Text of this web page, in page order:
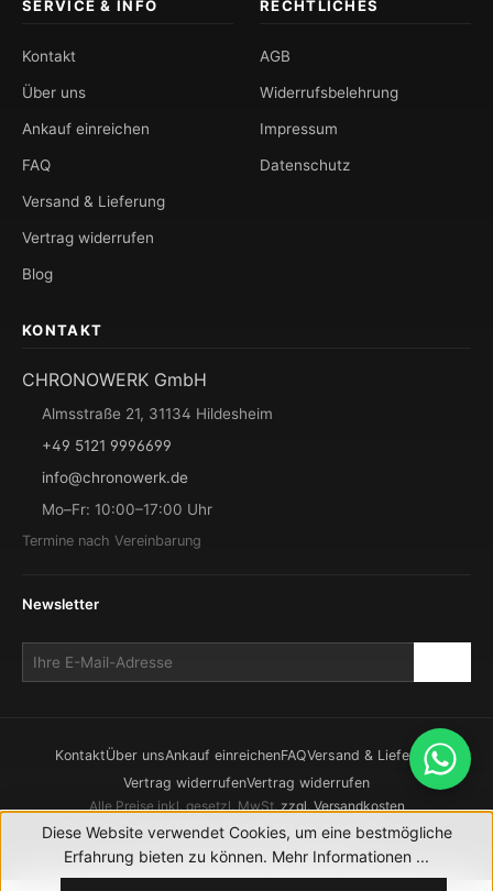
SERVICE & INFO
Kontakt
Über uns
Ankauf einreichen
FAQ
Versand & Lieferung
Vertrag widerrufen
Blog
RECHTLICHES
AGB
Widerrufsbelehrung
Impressum
Datenschutz
KONTAKT
CHRONOWERK GmbH
Almsstraße 21, 31134 Hildesheim
+49 5121 9996699
info@chronowerk.de
Mo–Fr: 10:00–17:00 Uhr
Termine nach Vereinbarung
Newsletter
KontaktÜber unsAnkauf einreichenFAQVersand & Lieferung
Vertrag widerrufenVertrag widerrufen
Alle Preise inkl. gesetzl. MwSt.zzgl. Versandkosten
© 2026 CHRONOWERK GmbH. Alle Rechte vorbehalten.
Realisierung durch XICTRON
Diese Website verwendet Cookies, um eine bestmögliche
Erfahrung bieten zu können. Mehr Informationen ...